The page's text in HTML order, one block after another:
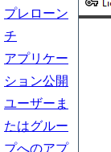
プレローン
チ
アプリケー
ション公開
ユーザーま
たはグルー
プへのアプ